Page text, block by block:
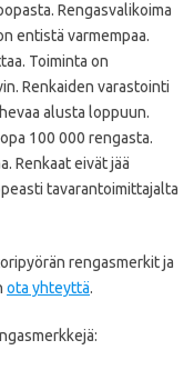
Rengasvalikoima
entistä varmempaa.
Toiminta on
Renkaiden varastointi
alusta loppuun.
100 000 rengasta.
Renkaat eivät jää
tavarantoimittajalta
rengasmerkit ja
ota yhteyttä.